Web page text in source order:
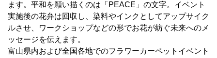
ます。平和を願い描くのは「PEACE」の文字。イベント
実施後の花弁は回収し、染料やインクとしてアップサイク
ルさせ、ワークショップなどの形でお花が紡ぐ未来へのメ
ッセージを伝えます。
富山県内および全国各地でのフラワーカーペットイベント